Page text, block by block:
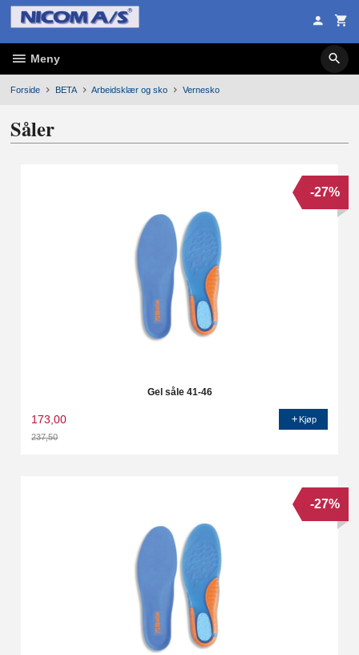
Gå
innholdet
Meny
Forside BETA Arbeidsklær og sko Vernesko
Såler
Gel såle 41-46
173,00
237,50
-27%
Kjøp
-27%